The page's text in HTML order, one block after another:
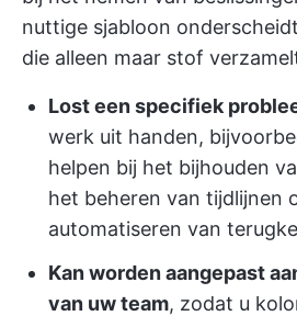
nuttige sjabloon
die alleen maar stof
Lost een specifiek
werk uit handen,
helpen bij het bijhouden
het beheren van tijdlijnen
automatiseren van
Kan worden aangepast
van uw team, zodat u